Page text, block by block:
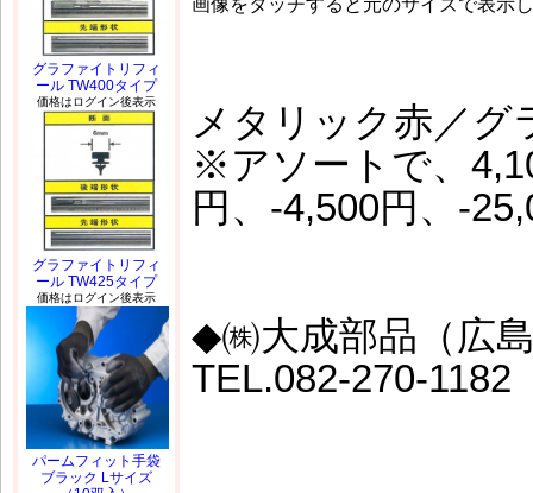
画像をタッチすると元のサイズで表示
メタリック赤／
※アソートで、
円、-4,500円、-
◆㈱大成部品（広
TEL.082-270-1182
グラファイトリフィ
ール TW400タイプ
価格はログイン後表示
グラファイトリフィ
ール TW425タイプ
価格はログイン後表示
パームフィット手袋
ブラック Lサイズ